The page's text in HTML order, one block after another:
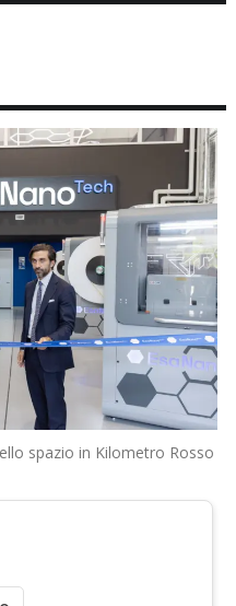
spazio in Kilometro Rosso